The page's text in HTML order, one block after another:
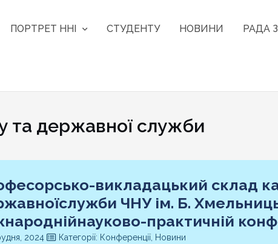
ПОРТРЕТ ННІ СТУДЕНТУ НОВИНИ РАДА
державної служби
викладацький склад
ЧНУ ім. Б.
практичній
2024 Категорії: Конференції, Новини